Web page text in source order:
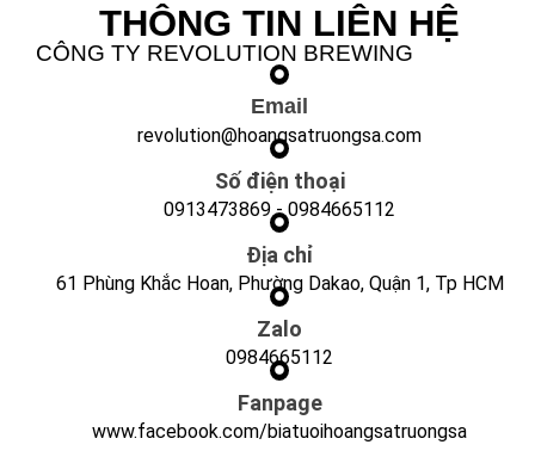
THÔNG TIN LIÊN HỆ
CÔNG TY REVOLUTION BREWING
Email
revolution@hoangsatruongsa.com
Số điện thoại
0913473869-0984665112
Địa chỉ
61 Phùng Khắc Hoan, Phường Dakao, Quận 1, Tp HCM
Zalo
0984665112
Fanpage
www.facebook.com/biatuoihoangsatruongsa